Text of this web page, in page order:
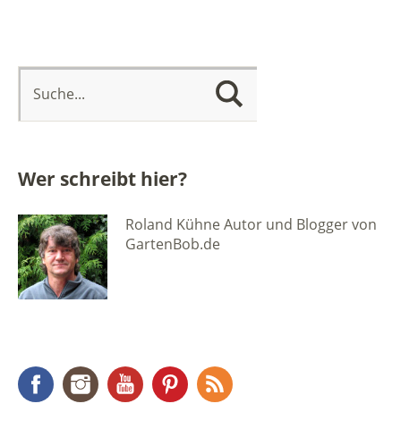
Wer schreibt hier?
Roland Kühne Autor und Blogger von
GartenBob.de
FacebookInstagramYouTubePinterest